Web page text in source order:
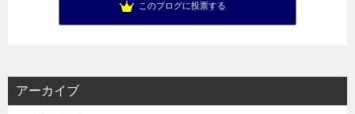
このブログに投票する
アーカイブ